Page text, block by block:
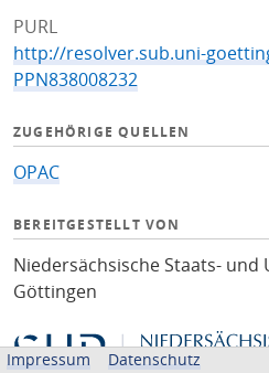
PURL
http://resolver.sub.uni-
PPN838008232
ZUGEHÖRIGE QUELLEN
OPAC
BEREITGESTELLT VON
Niedersächsische Staats-
Göttingen
Impressum Datenschutz